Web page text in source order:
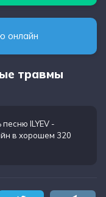
онлайн
травмы
песню ILYEV -
в хорошем 320